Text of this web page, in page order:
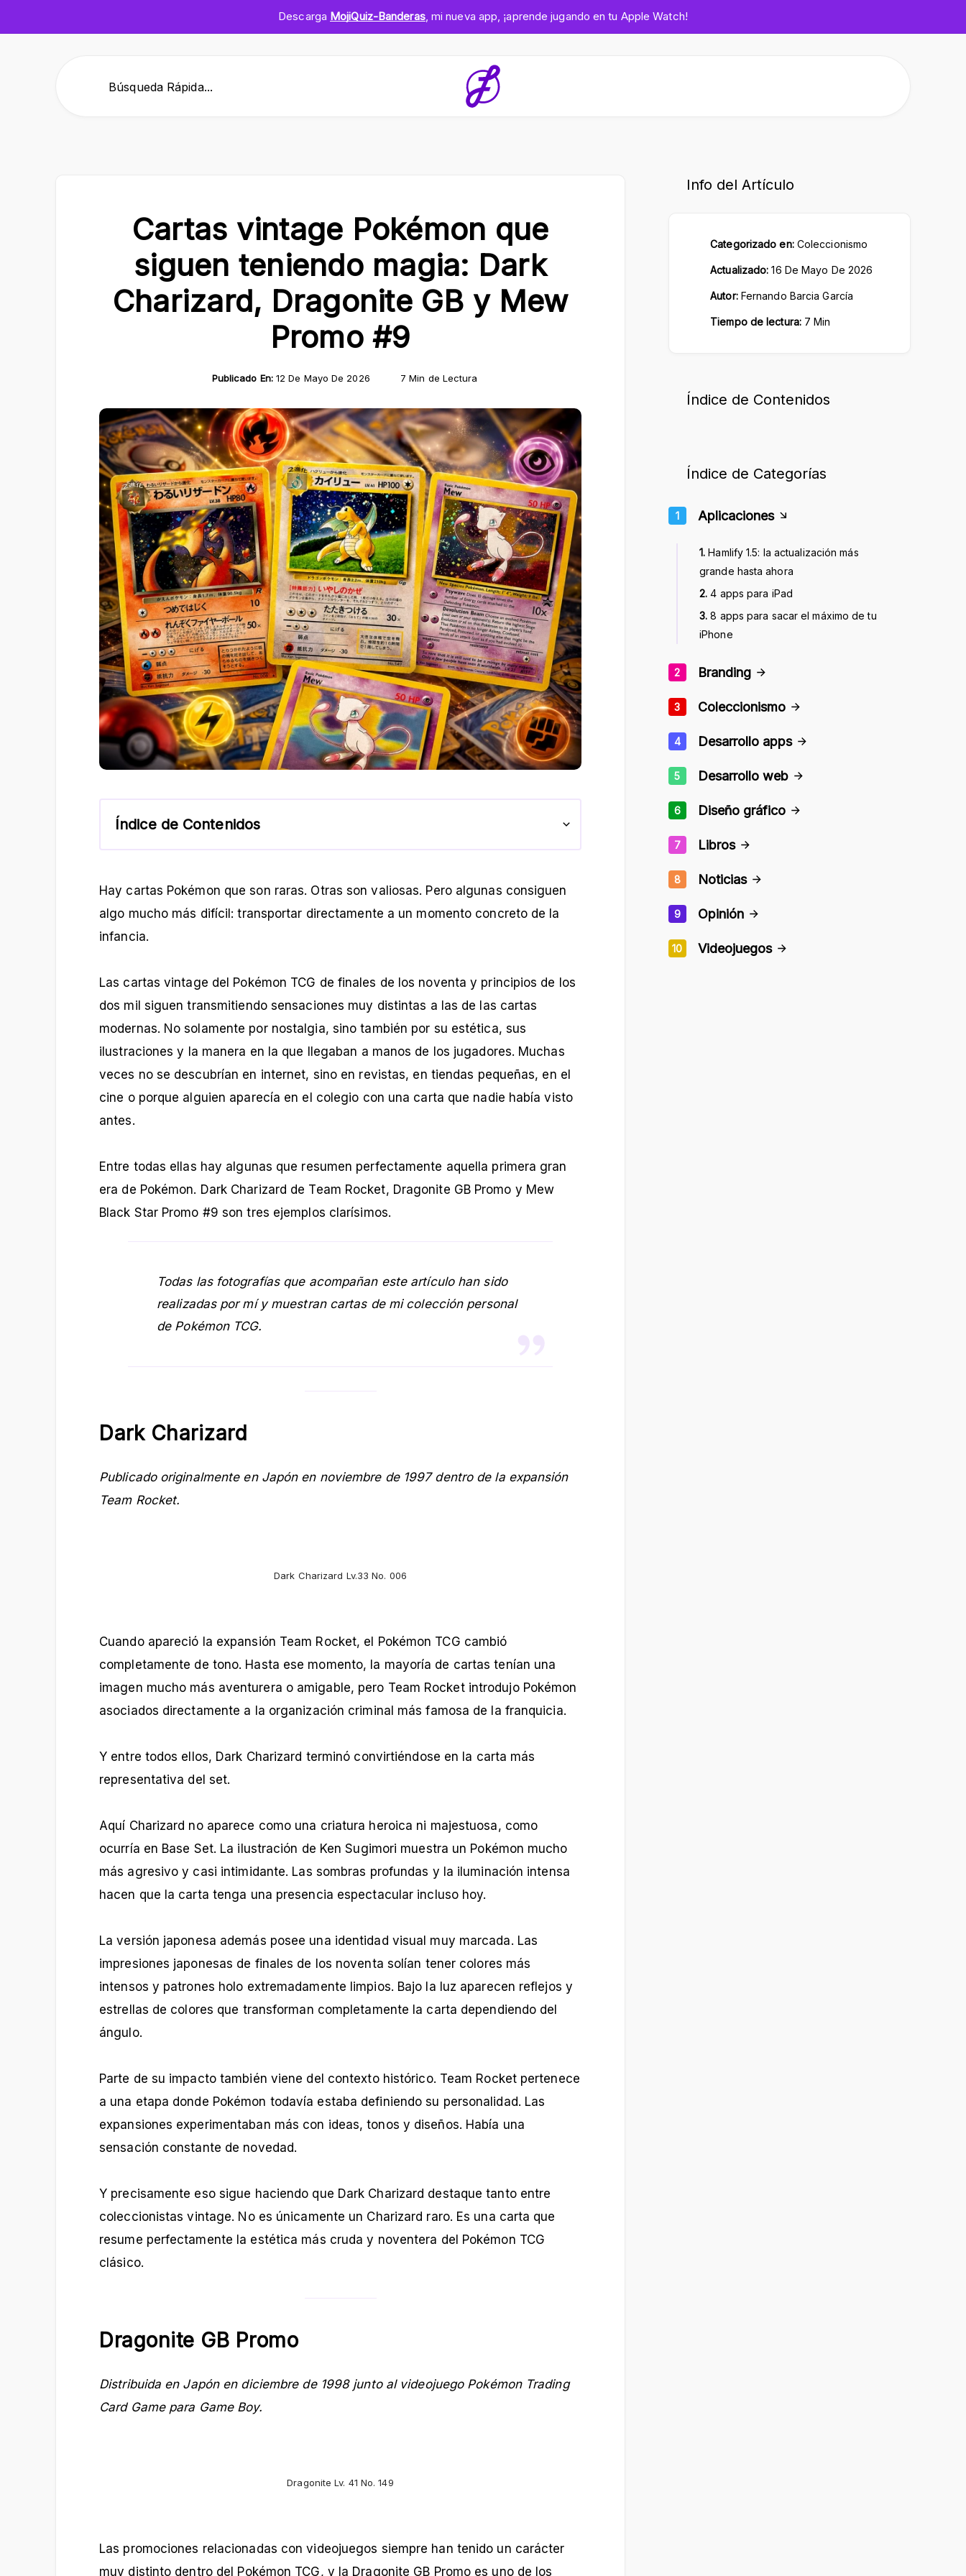
Descarga MojiQuiz-Banderas, mi nueva app, ¡aprende jugando en tu Apple Watch!
Búsqueda Rápida...
Cartas vintage Pokémon que
siguen teniendo magia: Dark
Charizard, Dragonite GB y Mew
Promo #9
Publicado En:12 De Mayo De 2026 7 Min de Lectura
Índice de Contenidos
Hay cartas Pokémon que son raras. Otras son valiosas. Pero algunas consiguen
algo mucho más difícil: transportar directamente a un momento concreto de la
infancia.
Las cartas vintage del Pokémon TCG de finales de los noventa y principios de los
dos mil siguen transmitiendo sensaciones muy distintas a las de las cartas
modernas. No solamente por nostalgia, sino también por su estética, sus
ilustraciones y la manera en la que llegaban a manos de los jugadores. Muchas
veces no se descubrían en internet, sino en revistas, en tiendas pequeñas, en el
cine o porque alguien aparecía en el colegio con una carta que nadie había visto
antes.
Entre todas ellas hay algunas que resumen perfectamente aquella primera gran
era de Pokémon. Dark Charizard de Team Rocket, Dragonite GB Promo y Mew
Black Star Promo #9 son tres ejemplos clarísimos.
Todas las fotografías que acompañan este artículo han sido
realizadas por mí y muestran cartas de mi colección personal
de Pokémon TCG.
Dark Charizard
Publicado originalmente en Japón en noviembre de 1997 dentro de la expansión
Team Rocket.
Dark Charizard Lv.33 No. 006
Cuando apareció la expansión Team Rocket, el Pokémon TCG cambió
completamente de tono. Hasta ese momento, la mayoría de cartas tenían una
imagen mucho más aventurera o amigable, pero Team Rocket introdujo Pokémon
asociados directamente a la organización criminal más famosa de la franquicia.
Y entre todos ellos, Dark Charizard terminó convirtiéndose en la carta más
representativa del set.
Aquí Charizard no aparece como una criatura heroica ni majestuosa, como
ocurría en Base Set. La ilustración de Ken Sugimori muestra un Pokémon mucho
más agresivo y casi intimidante. Las sombras profundas y la iluminación intensa
hacen que la carta tenga una presencia espectacular incluso hoy.
La versión japonesa además posee una identidad visual muy marcada. Las
impresiones japonesas de finales de los noventa solían tener colores más
intensos y patrones holo extremadamente limpios. Bajo la luz aparecen reflejos y
estrellas de colores que transforman completamente la carta dependiendo del
ángulo.
Parte de su impacto también viene del contexto histórico. Team Rocket pertenece
a una etapa donde Pokémon todavía estaba definiendo su personalidad. Las
expansiones experimentaban más con ideas, tonos y diseños. Había una
sensación constante de novedad.
Y precisamente eso sigue haciendo que Dark Charizard destaque tanto entre
coleccionistas vintage. No es únicamente un Charizard raro. Es una carta que
resume perfectamente la estética más cruda y noventera del Pokémon TCG
clásico.
Dragonite GB Promo
Distribuida en Japón en diciembre de 1998 junto al videojuego Pokémon Trading
Card Game para Game Boy.
Dragonite Lv. 41 No. 149
Las promociones relacionadas con videojuegos siempre han tenido un carácter
muy distinto dentro del Pokémon TCG, y la Dragonite GB Promo es uno de los
Info del Artículo
Categorizado en: Coleccionismo
Actualizado: 16 De Mayo De 2026
Autor: Fernando Barcia García
Tiempo de lectura:7 Min
Índice de Contenidos
Índice de Categorías
1 Aplicaciones
1. Hamlify 1.5: la actualización más
grande hasta ahora
2. 4 apps para iPad
3. 8 apps para sacar el máximo de tu
iPhone
2 Branding
3 Coleccionismo
4 Desarrollo apps
5 Desarrollo web
6 Diseño gráfico
7 Libros
8 Noticias
9 Opinión
10 Videojuegos